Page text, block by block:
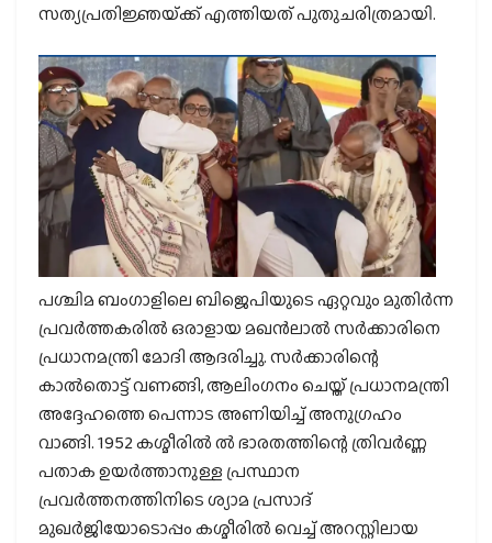
സത്യപ്രതിജ്ഞയ്‌ക്ക് എത്തിയത് പുതുചരിത്രമായി.
പശ്ചിമ ബംഗാളിലെ ബിജെപിയുടെ ഏറ്റവും മുതിർന്ന
പ്രവർത്തകരിൽ ഒരാളായ മഖൻലാൽ സർക്കാരിനെ
പ്രധാനമന്ത്രി മോദി ആദരിച്ചു. സർക്കാരിന്റെ
കാൽതൊട്ട് വണങ്ങി, ആലിംഗനം ചെയ്ത് പ്രധാനമന്ത്രി
അദ്ദേഹത്തെ പെന്നാട അണിയിച്ച് അനുഗ്രഹം
വാങ്ങി. 1952 കശ്മീരിൽ ൽ ഭാരതത്തിന്റെ ത്രിവർണ്ണ
പതാക ഉയർത്താനുള്ള പ്രസ്ഥാന
പ്രവർത്തനത്തിനിടെ ശ്യാമ പ്രസാദ്
മുഖർജിയോടൊപ്പം കശ്മീരിൽ വെച്ച് അറസ്റ്റിലായ